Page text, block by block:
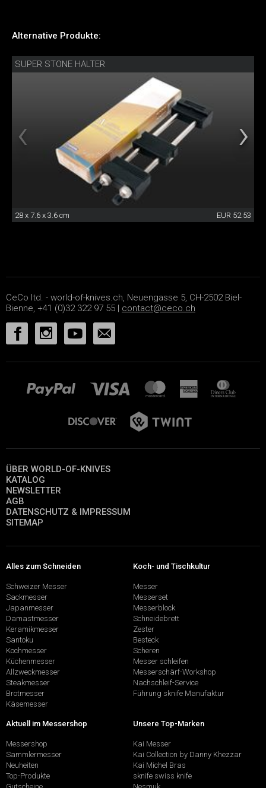
Alternative Produkte:
SUPER STONE HALTER
28 x 7.6 x 3.6 cm EUR 52.53
CeCo ltd. - world-of-knives.ch, Neuengasse 5, CH-2502 Biel-
Bienne, +41 (0)32 322 97 55 | contact@ceco.ch
ÜBER WORLD-OF-KNIVES
KATALOG
NEWSLETTER
AGB
DATENSCHUTZ & IMPRESSUM
SITEMAP
Alles zum Schneiden
Schweizer Messer
Sackmesser
Japanmesser
Damastmesser
Keramikmesser
Santoku
Kochmesser
Küchenmesser
Allzweckmesser
Steakmesser
Brotmesser
Käsemesser
Koch- und Tischkultur
Messer
Messerset
Messerblock
Schneidebrett
Zester
Besteck
Scheren
Messer schleifen
Messerschärf-Workshop
Nachschleif-Service
Führung sknife Manufaktur
Aktuell im Messershop
Messershop
Sammlermesser
Neuheiten
Top-Produkte
Unsere Top-Marken
Kai Messer
Kai Collection by Danny Khezzar
Kai Michel Bras
sknife swiss knife